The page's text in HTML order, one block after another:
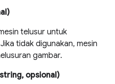
telusur untuk
tidak digunakan, mesin
gambar.
opsional)